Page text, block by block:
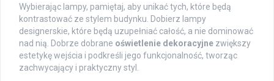
Wybierając lampy, pamiętaj, aby unikać tych, które będą
kontrastować ze stylem budynku. Dobierz lampy
designerskie, które będą uzupełniać całość, a nie dominować
nad nią. Dobrze dobrane oświetlenie dekoracyjne zwiększy
estetykę wejścia i podkreśli jego funkcjonalność, tworząc
zachwycający i praktyczny styl.